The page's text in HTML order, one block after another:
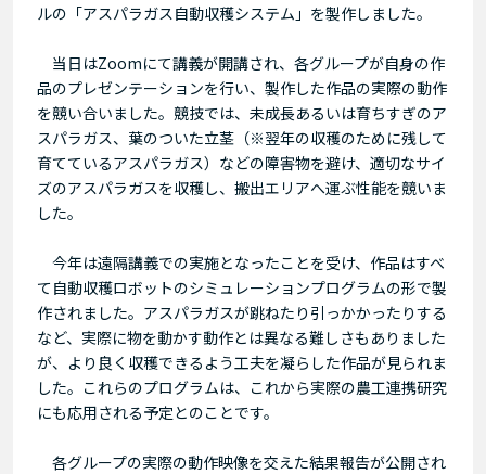
ルの「アスパラガス自動収穫システム」を製作しました。
当日はZoomにて講義が開講され、各グループが自身の作
品のプレゼンテーションを行い、製作した作品の実際の動作
を競い合いました。競技では、未成長あるいは育ちすぎのア
スパラガス、葉のついた立茎（※翌年の収穫のために残して
育てているアスパラガス）などの障害物を避け、適切なサイ
ズのアスパラガスを収穫し、搬出エリアへ運ぶ性能を競いま
した。
今年は遠隔講義での実施となったことを受け、作品はすべ
て自動収穫ロボットのシミュレーションプログラムの形で製
作されました。アスパラガスが跳ねたり引っかかったりする
など、実際に物を動かす動作とは異なる難しさもありました
が、より良く収穫できるよう工夫を凝らした作品が見られま
した。これらのプログラムは、これから実際の農工連携研究
にも応用される予定とのことです。
各グループの実際の動作映像を交えた結果報告が公開され